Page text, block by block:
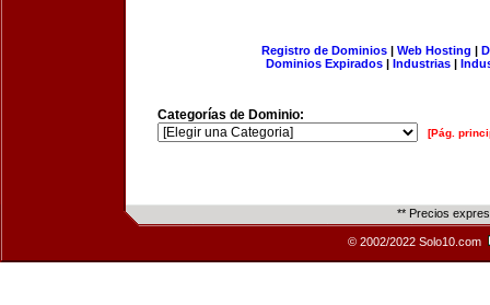
Registro de Dominios| Web Hosting |
Dominios Expirados | Industrias |
Categorías de Dominio:
[Pág.
** Precios
© 2002/2022 Solo10.com